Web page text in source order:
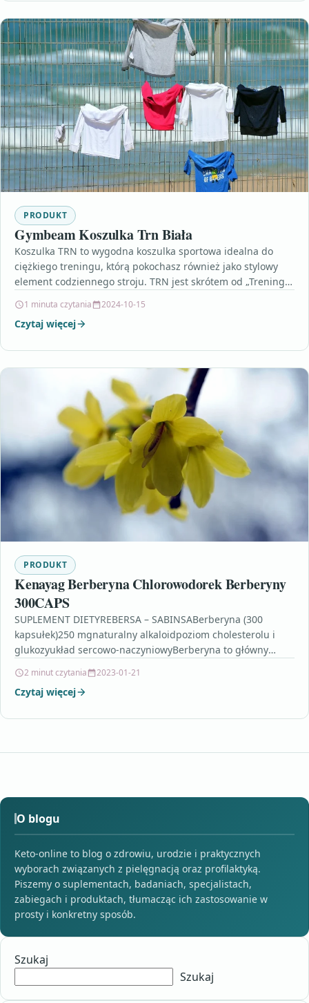
PRODUKT
Gymbeam Koszulka Trn Biała
Koszulka TRN to wygodna koszulka sportowa idealna do
ciężkiego treningu, którą pokochasz również jako stylowy
element codziennego stroju. TRN jest skrótem od „Treningu”
1 minuta czytania 2024-10-15
Czytaj więcej
PRODUKT
Kenayag Berberyna Chlorowodorek Berberyny
300CAPS
SUPLEMENT DIETYREBERSA – SABINSABerberyna (300
kapsułek)250 mgnaturalny alkaloidpoziom cholesterolu i
glukozyukład sercowo-naczyniowyBerberyna to główny
w porcji dziennej (2…
2 minut czytania 2023-01-21
Czytaj więcej
O blogu
Keto-online to blog o zdrowiu, urodzie i praktycznych
wyborach związanych z pielęgnacją oraz profilaktyką.
Piszemy o suplementach, badaniach, specjalistach,
zabiegach i produktach, tłumacząc ich zastosowanie w
prosty i konkretny sposób.
Szukaj
Szukaj